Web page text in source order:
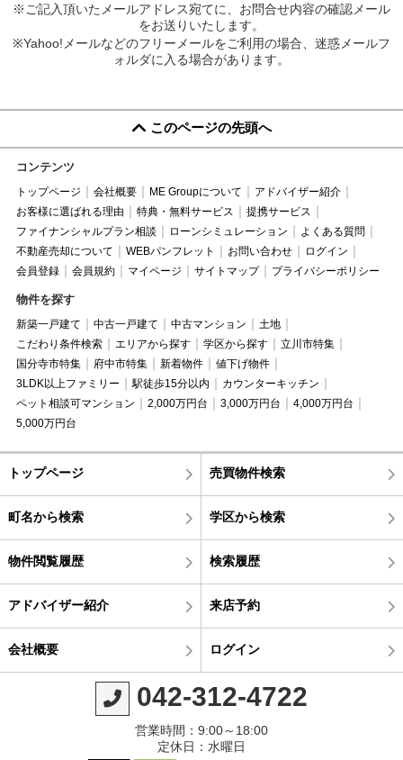
※ご記入頂いたメールアドレス宛てに、お問合せ内容の確認メール
をお送りいたします。
※Yahoo!メールなどのフリーメールをご利用の場合、迷惑メールフ
ォルダに入る場合があります。
このページの先頭へ
コンテンツ
トップページ 会社概要 ME Groupについて
アドバイザー紹介
お客様に選ばれる理由
特典・無料サービス
提携サービス
ファイナンシャルプラン相談
ローンシミュレーション
よくある質問
不動産売却について
WEBパンフレット お問い合わせ
ログイン
会員登録
会員規約 マイページ サイトマップ プライバシーポリシー
物件を探す
新築一戸建て 中古一戸建て 中古マンション
土地
こだわり条件検索
エリアから探す 学区から探す
立川市特集
国分寺市特集
府中市特集 新着物件
値下げ物件
3LDK以上ファミリー
駅徒歩15分以内
カウンターキッチン
ペット相談可マンション
2,000万円台 3,000万円台
4,000万円台
5,000万円台
トップページ 売買物件検索
町名から検索 学区から検索
物件閲覧履歴 検索履歴
アドバイザー紹介 来店予約
会社概要 ログイン
042-312-4722
営業時間：9:00～18:00
定休日：水曜日